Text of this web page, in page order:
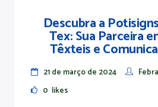
Descubra a
Tex: Sua Parceira
Têxteis e
21 de março de 2024
0 likes